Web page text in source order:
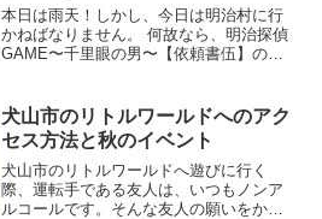
本日は雨天！しかし、今日は明治村に行
かねばなりません。 何故なら、明治探偵
GAME〜千里眼の男〜【依頼書伍】の報
の更新時期だったのです！更新せねば、
来月から村民として入村できない(^_^;)今
日は明治村へ行かねば…！
犬山市のリトルワールドへのアク
セス方法と秋のイベント
犬山市のリトルワールドへ遊びに行く
際、運転手である友人は、いつもノンア
ルコールです。そんな友人の願いをかな